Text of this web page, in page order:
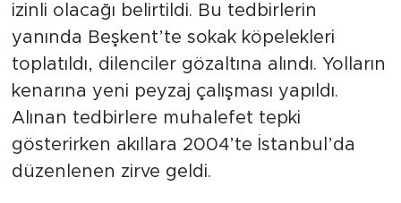
izinli olacağı belirtildi. Bu tedbirlerin
yanında Beşkent’te sokak köpelekleri
toplatıldı, dilenciler gözaltına alındı. Yolların
kenarına yeni peyzaj çalışması yapıldı.
Alınan tedbirlere muhalefet tepki
gösterirken akıllara 2004’te İstanbul’da
düzenlenen zirve geldi.